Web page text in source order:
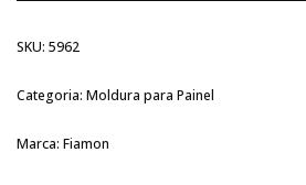
SKU: 5962
Categoria: Moldura para Painel
Marca: Fiamon